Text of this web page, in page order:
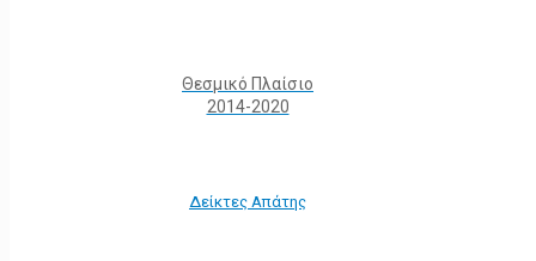
Θεσμικό Πλαίσιο
2014-2020
Δείκτες Απάτης